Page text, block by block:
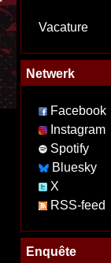
Vacature
Netwerk
Facebook
Instagram
Spotify
Bluesky
X
RSS-feed
Enquête